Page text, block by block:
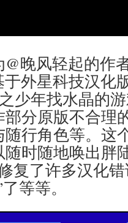
晚风轻起的作
于外星科技汉化
少年找水晶的
分原版不合理
行角色等。这
时随地唤出胖
复了许多汉化
等等。